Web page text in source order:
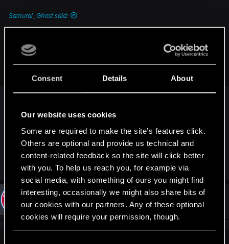
Consent Details About
Our website uses cookies
Some are required to make the site’s features click.
Others are optional and provide us technical and
content-related feedback so the site will click better
with you. To help us reach you, for example via
social media, with something of ours you might find
interesting, occasionally we might also share bits of
our cookies with our partners. Any of these optional
cookies will require your permission, though.
Samurai_Ghost said:
сервисы и не нужны на пк. Ладно на приставке еще
можно воспользоваться. Но стим удалил мои файлы
прямо с компа. Заменив все одним файлом "стимклауд".
я себе делаю копии ключевых сохранений в
отдельной папке на всякий случай давно уже.
вопрос в техподдержке стима
e
a
t
i
n
Samurai_Ghost Forum veteran
Jan 14, 2024